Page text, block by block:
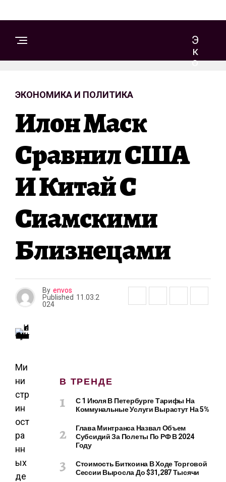
Э
К
О
ЭКОНОМИКА И ПОЛИТИКА
Илон Маск
Сравнил США
И Китай С
Сиамскими
Близнецами
By envos
Published 11.03.2
024
Ми
ни
стр
ин
ост
ра
нн
ых
де
В ТРЕНДЕ
С 1 Июля В Петербурге Тарифы На
Коммунальные Услуги Вырастут На 5%
Глава Минтранса Назвал Объем
Субсидий За Полеты По РФ В 2024
Году
Стоимость Биткоина В Ходе Торговой
Сессии Выросла До $31,287 Тысячи